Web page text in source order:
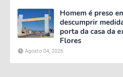
Homem é preso
descumprir
porta da casa da
Flores
Agosto 04, 2026